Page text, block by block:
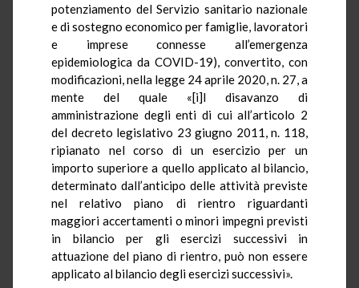
potenziamento del Servizio sanitario nazionale
e di sostegno economico per famiglie, lavoratori
e imprese connesse all’emergenza
epidemiologica da COVID-19), convertito, con
modificazioni, nella legge 24 aprile 2020, n. 27, a
mente del quale «[i]l disavanzo di
amministrazione degli enti di cui all’articolo 2
del decreto legislativo 23 giugno 2011, n. 118,
ripianato nel corso di un esercizio per un
importo superiore a quello applicato al bilancio,
determinato dall’anticipo delle attività previste
nel relativo piano di rientro riguardanti
maggiori accertamenti o minori impegni previsti
in bilancio per gli esercizi successivi in
attuazione del piano di rientro, può non essere
applicato al bilancio degli esercizi successivi».